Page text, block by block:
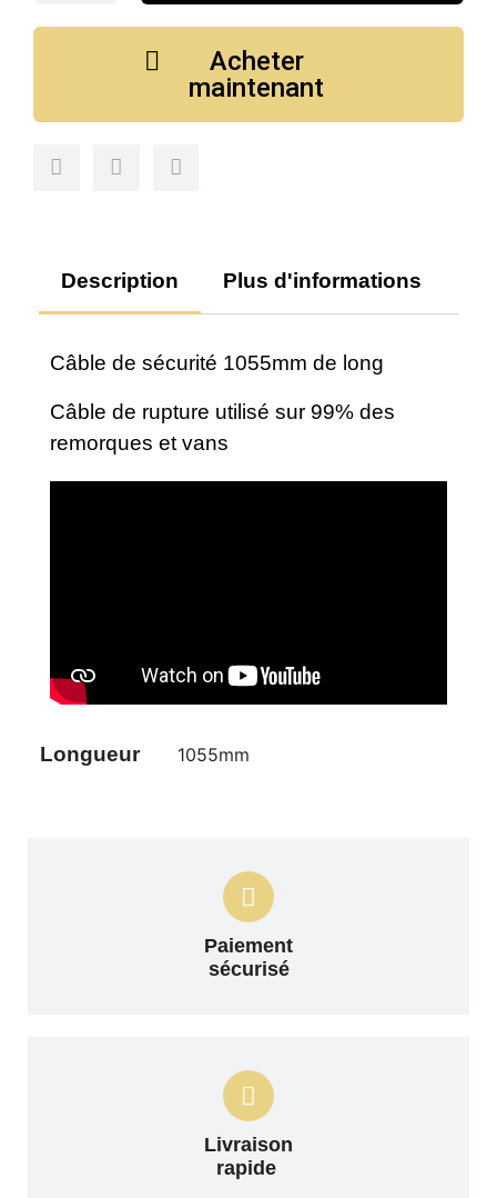
Acheter
maintenant
Description Plus d'informations
Câble de sécurité 1055mm de long
Câble de rupture utilisé sur 99% des
remorques et vans
Longueur 1055mm
Paiement
sécurisé
Livraison
rapide